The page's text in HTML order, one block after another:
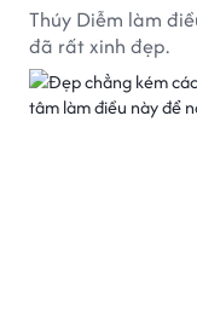
Thúy Diễm làm
đã rất xinh đẹp.